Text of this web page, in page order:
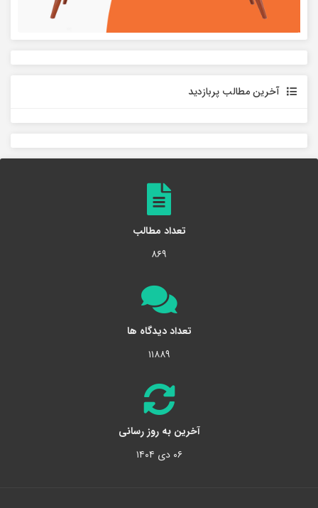
آخرین مطالب پربازدید
تعداد مطالب
۸۶۹
تعداد دیدگاه ها
۱۱۸۸۹
آخرین به روز رسانی
۰۶ دی ۱۴۰۴